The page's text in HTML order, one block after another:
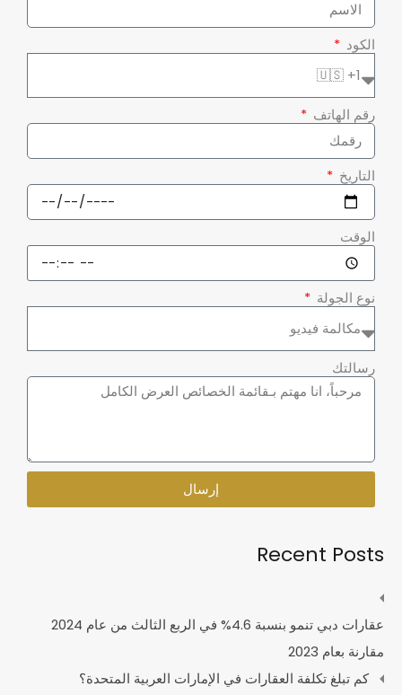
الكود
رقم الهاتف
التاريخ
الوقت
نوع الجولة
رسالتك
إرسال
Recent Posts
عقارات دبي تنمو بنسبة 4.6% في الربع الثالث من عام 2024
مقارنة بعام 2023
كم تبلغ تكلفة العقارات في الإمارات العربية المتحدة؟